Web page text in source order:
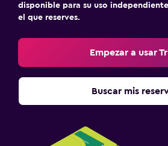
disponible para su uso
el que reserves.
Empezar a usar
Buscar mis